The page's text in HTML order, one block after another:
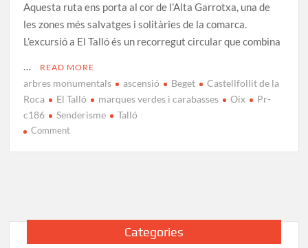
Aquesta ruta ens porta al cor de l’Alta Garrotxa, una de
les zones més salvatges i solitàries de la comarca.
L’excursió a El Talló és un recorregut circular que combina
…
READ MORE
arbres monumentals ascensió Beget
Castellfollit de la
Roca
El Talló marques verdes i carabasses Oix
Pr-
c186
Senderisme Talló
Commenton
m):
Categories